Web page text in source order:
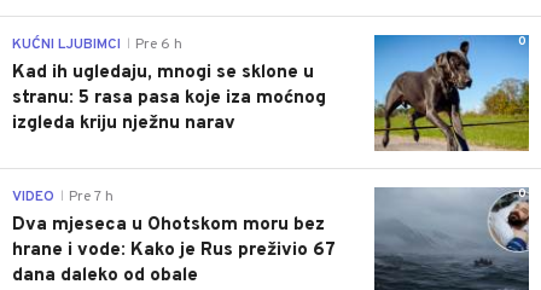
0
KUĆNI LJUBIMCI Pre 6 h
Kad ih ugledaju, mnogi se sklone u
stranu: 5 rasa pasa koje iza moćnog
izgleda kriju nježnu narav
0
VIDEO Pre 7 h
Dva mjeseca u Ohotskom moru bez
hrane i vode: Kako je Rus preživio 67
dana daleko od obale